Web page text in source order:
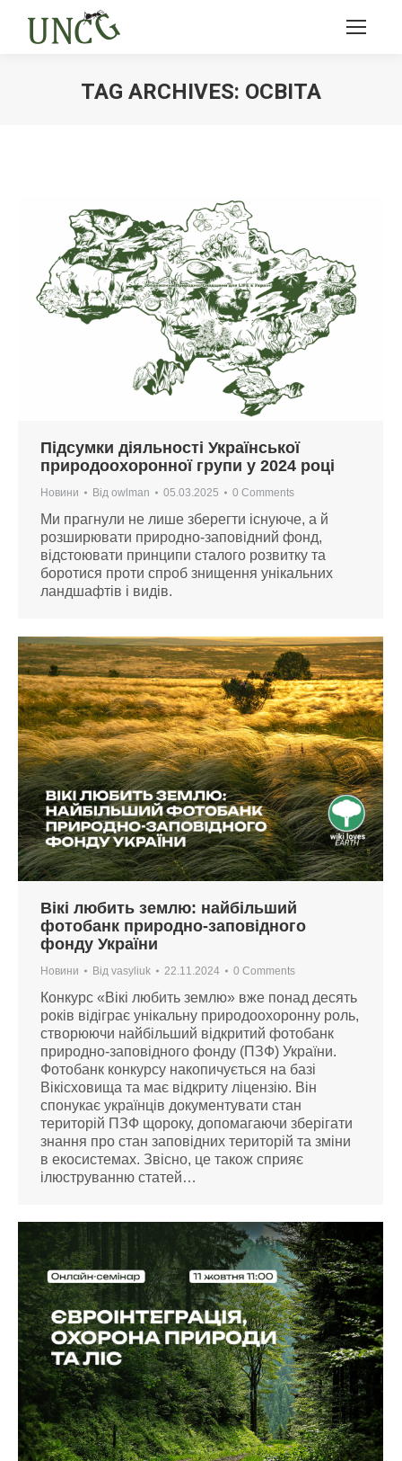
TAG ARCHIVES: ОСВІТА
Підсумки діяльності Української
природоохоронної групи у 2024 році
Новини Від owlman 05.03.2025 0 Comments
Ми прагнули не лише зберегти існуюче, а й
розширювати природно-заповідний фонд,
відстоювати принципи сталого розвитку та
боротися проти спроб знищення унікальних
ландшафтів і видів.
Вікі любить землю: найбільший
фотобанк природно-заповідного
фонду України
Новини Від vasyliuk 22.11.2024 0 Comments
Конкурс «Вікі любить землю» вже понад десять
років відіграє унікальну природоохоронну роль,
створюючи найбільший відкритий фотобанк
природно-заповідного фонду (ПЗФ) України.
Фотобанк конкурсу накопичується на базі
Вікісховища та має відкриту ліцензію. Він
спонукає українців документувати стан
територій ПЗФ щороку, допомагаючи зберігати
знання про стан заповідних територій та зміни
в екосистемах. Звісно, це також сприяє
ілюструванню статей…